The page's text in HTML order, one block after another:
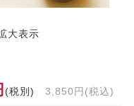
大表示
(税別) 3,850円(税込)